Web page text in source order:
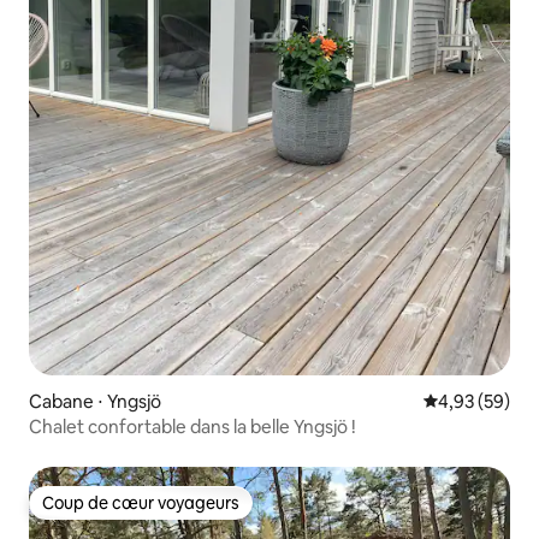
Cabane ⋅ Yngsjö Évaluation
4,93 (59)
Chalet confortable dans la belle Yngsjö !
Coup de cœur voyageurs
Coup de cœur voyageurs